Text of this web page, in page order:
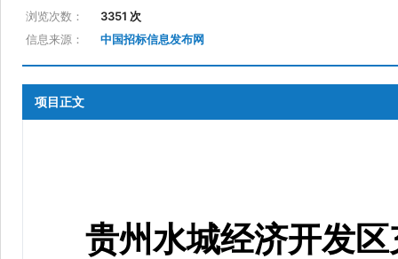
浏览次数：
3351 次
信息来源：
中国招标信息发布网
项目正文